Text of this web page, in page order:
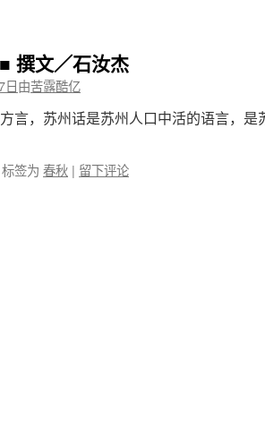
撰文／石汝杰
日由苦露酷亿
言，苏州话是苏州人口中活的语言，
标签为 春秋 | 留下评论